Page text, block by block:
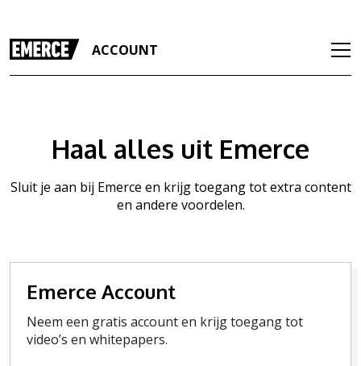
ACCOUNT
Haal alles uit Emerce
Sluit je aan bij Emerce en krijg toegang tot extra content
en andere voordelen.
Emerce Account
Neem een gratis account en krijg toegang tot
video’s en whitepapers.